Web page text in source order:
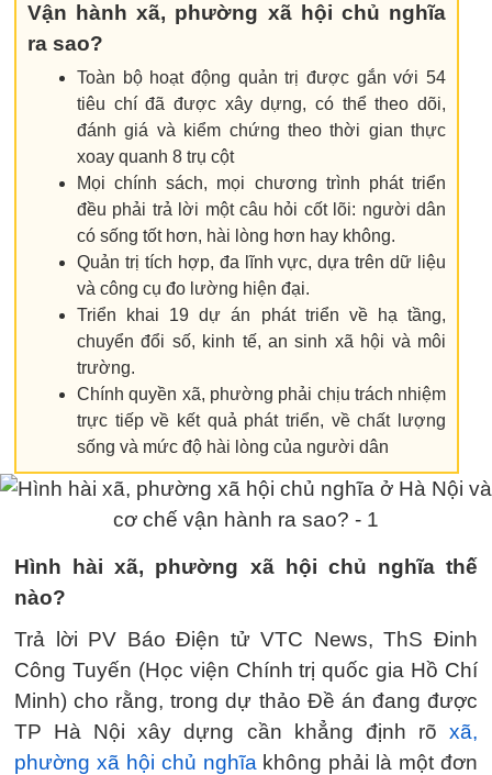
Vận hành xã, phường xã hội chủ nghĩa
ra sao?
Toàn bộ hoạt động quản trị được gắn với 54
tiêu chí đã được xây dựng, có thể theo dõi,
đánh giá và kiểm chứng theo thời gian thực
xoay quanh 8 trụ cột
Mọi chính sách, mọi chương trình phát triển
đều phải trả lời một câu hỏi cốt lõi: người dân
có sống tốt hơn, hài lòng hơn hay không.
Quản trị tích hợp, đa lĩnh vực, dựa trên dữ liệu
và công cụ đo lường hiện đại.
Triển khai 19 dự án phát triển về hạ tầng,
chuyển đổi số, kinh tế, an sinh xã hội và môi
trường.
Chính quyền xã, phường phải chịu trách nhiệm
trực tiếp về kết quả phát triển, về chất lượng
sống và mức độ hài lòng của người dân
Hình hài xã, phường xã hội chủ nghĩa thế
nào?
Trả lời PV Báo Điện tử VTC News, ThS Đinh
Công Tuyến (Học viện Chính trị quốc gia Hồ Chí
Minh) cho rằng, trong dự thảo Đề án đang được
TP Hà Nội xây dựng cần khẳng định rõ xã,
phường xã hội chủ nghĩa không phải là một đơn